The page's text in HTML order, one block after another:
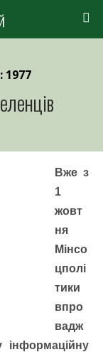
Вже з
1
жовт
ня
Мінсо
цполі
тики
впро
вадж
інформаційну